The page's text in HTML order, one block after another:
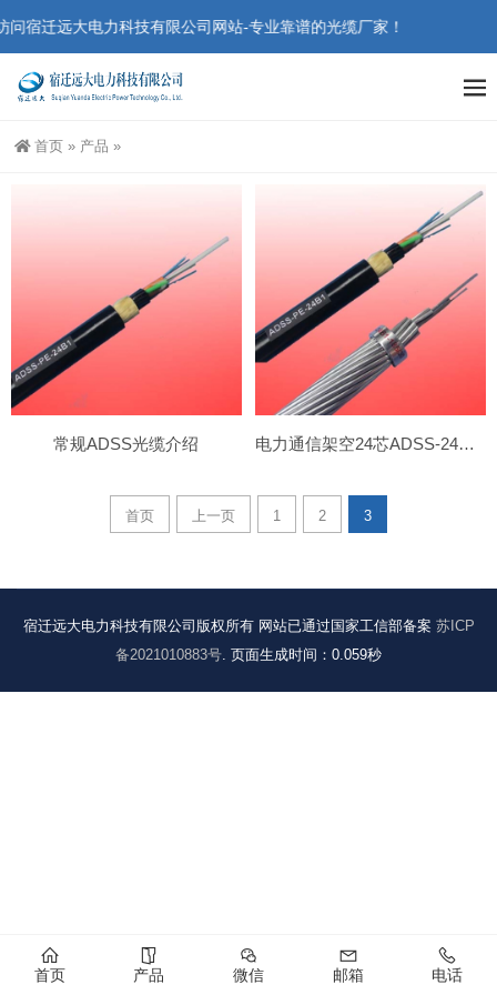
宿迁远大电力科技有限公司网站-专业靠谱的光缆厂家！
首页 » 产品 »
常规ADSS光缆介绍 电力通信架空24芯ADSS-24B1-300pe光缆
首页 上一页 1 2 3
宿迁远大电力科技有限公司版权所有 网站已通过国家工信部备案 苏ICP
备2021010883号 . 页面生成时间：0.059秒
首页 产品 微信 邮箱 电话